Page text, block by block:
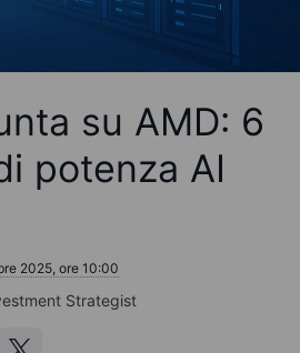
su AMD: 6
potenza AI
2025, ore 10:00
Strategist